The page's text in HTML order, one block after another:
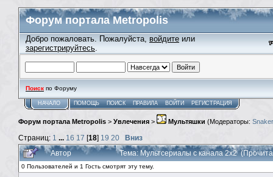
Форум портала Metropolis
Добро пожаловать. Пожалуйста, войдите или
зарегистрируйтесь.
Поиск по Форуму
НАЧАЛО ПОМОЩЬ ПОИСК ПРАВИЛА ВОЙТИ РЕГИСТРАЦИЯ
Форум портала Metropolis > Увлечения > Мультяшки (Модераторы: Snaker
Страниц: 1 ... 16 17 [18] 19 20
Вниз
Автор
Тема: Мультсериалы с канала 2х2
0 Пользователей и 1 Гость смотрят эту тему.